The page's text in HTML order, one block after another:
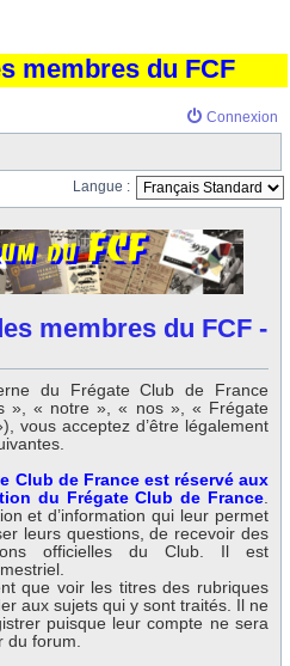
membres du FCF
Connexion
Langue :
membres du FCF -
du Frégate Club de France
», « notre », « nos », « Frégate
vous acceptez d’être légalement
Club de France est réservé aux
du Frégate Club de France
et d’information qui leur permet
leurs questions, de recevoir des
officielles du Club. Il est
que voir les titres des rubriques
aux sujets qui y sont traités. Il ne
puisque leur compte ne sera
du forum.